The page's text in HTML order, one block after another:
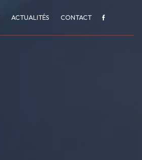
ACTUALITÉS CONTACT